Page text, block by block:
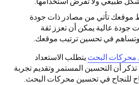
موقعك تأتي من مصادر ذات جودة
جودة عالية يمكن أن تعزز ثقة
في تحسين ترتيب موقعك.
البحث يتطلب الاستعداد
تذكر أن التحسين المستمر وتقديم تجربة
للنجاح في تحسين محركات البحث.